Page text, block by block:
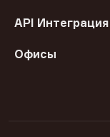
API Интеграция
Офисы